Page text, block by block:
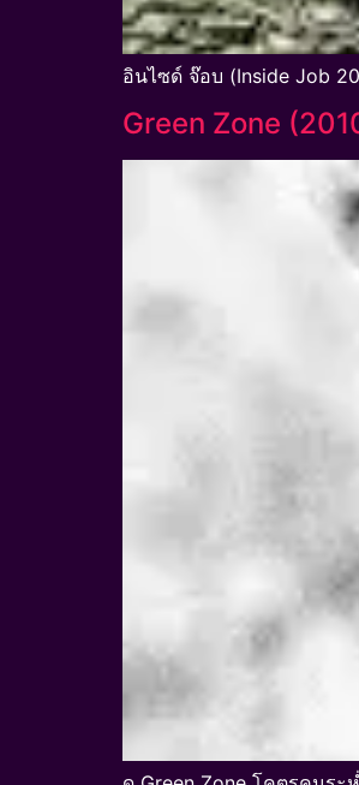
อินไซด์ จ๊อบ (Inside Job
Green Zone